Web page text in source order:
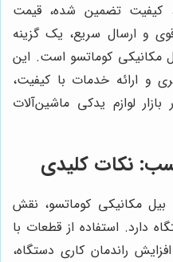
کیفیت تضمین شده، قیمت
و ارسال سریع، یک گزینه
مکانیکی کوماتسو است. این
و ارائه خدمات با کیفیت،
لوازم یدکی ماشین‌آلات
نکات کلیدی
بیل مکانیکی کوماتسو، نقش
دارد. استفاده از قطعات با
راندمان کاری دستگاه،